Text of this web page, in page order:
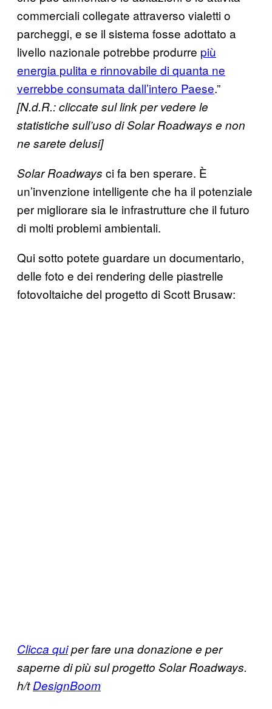
commerciali collegate attraverso vialetti o
parcheggi, e se il sistema fosse adottato a
livello nazionale potrebbe produrre più
energia pulita e rinnovabile di quanta ne
verrebbe consumata dall’intero Paese.”
[N.d.R.: cliccate sul link per vedere le
statistiche sull’uso di Solar Roadways e non
ne sarete delusi]
Solar Roadways ci fa ben sperare. È
un’invenzione intelligente che ha il potenziale
per migliorare sia le infrastrutture che il futuro
di molti problemi ambientali.
Qui sotto potete guardare un documentario,
delle foto e dei rendering delle piastrelle
fotovoltaiche del progetto di Scott Brusaw:
Clicca quiper fare una donazione e per
saperne di più sul progetto Solar Roadways.
h/tDesignBoom